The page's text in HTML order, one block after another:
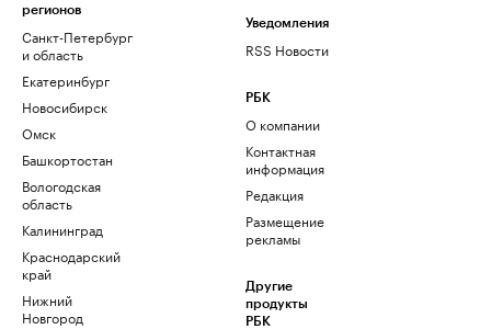
регионов
Санкт-Петербург
и область
Екатеринбург
Новосибирск
Омск
Башкортостан
Вологодская
область
Калининград
Краснодарский
край
Нижний
Новгород
Уведомления
RSS Новости
РБК
О компании
Контактная
информация
Редакция
Размещение
рекламы
Другие
продукты
РБК